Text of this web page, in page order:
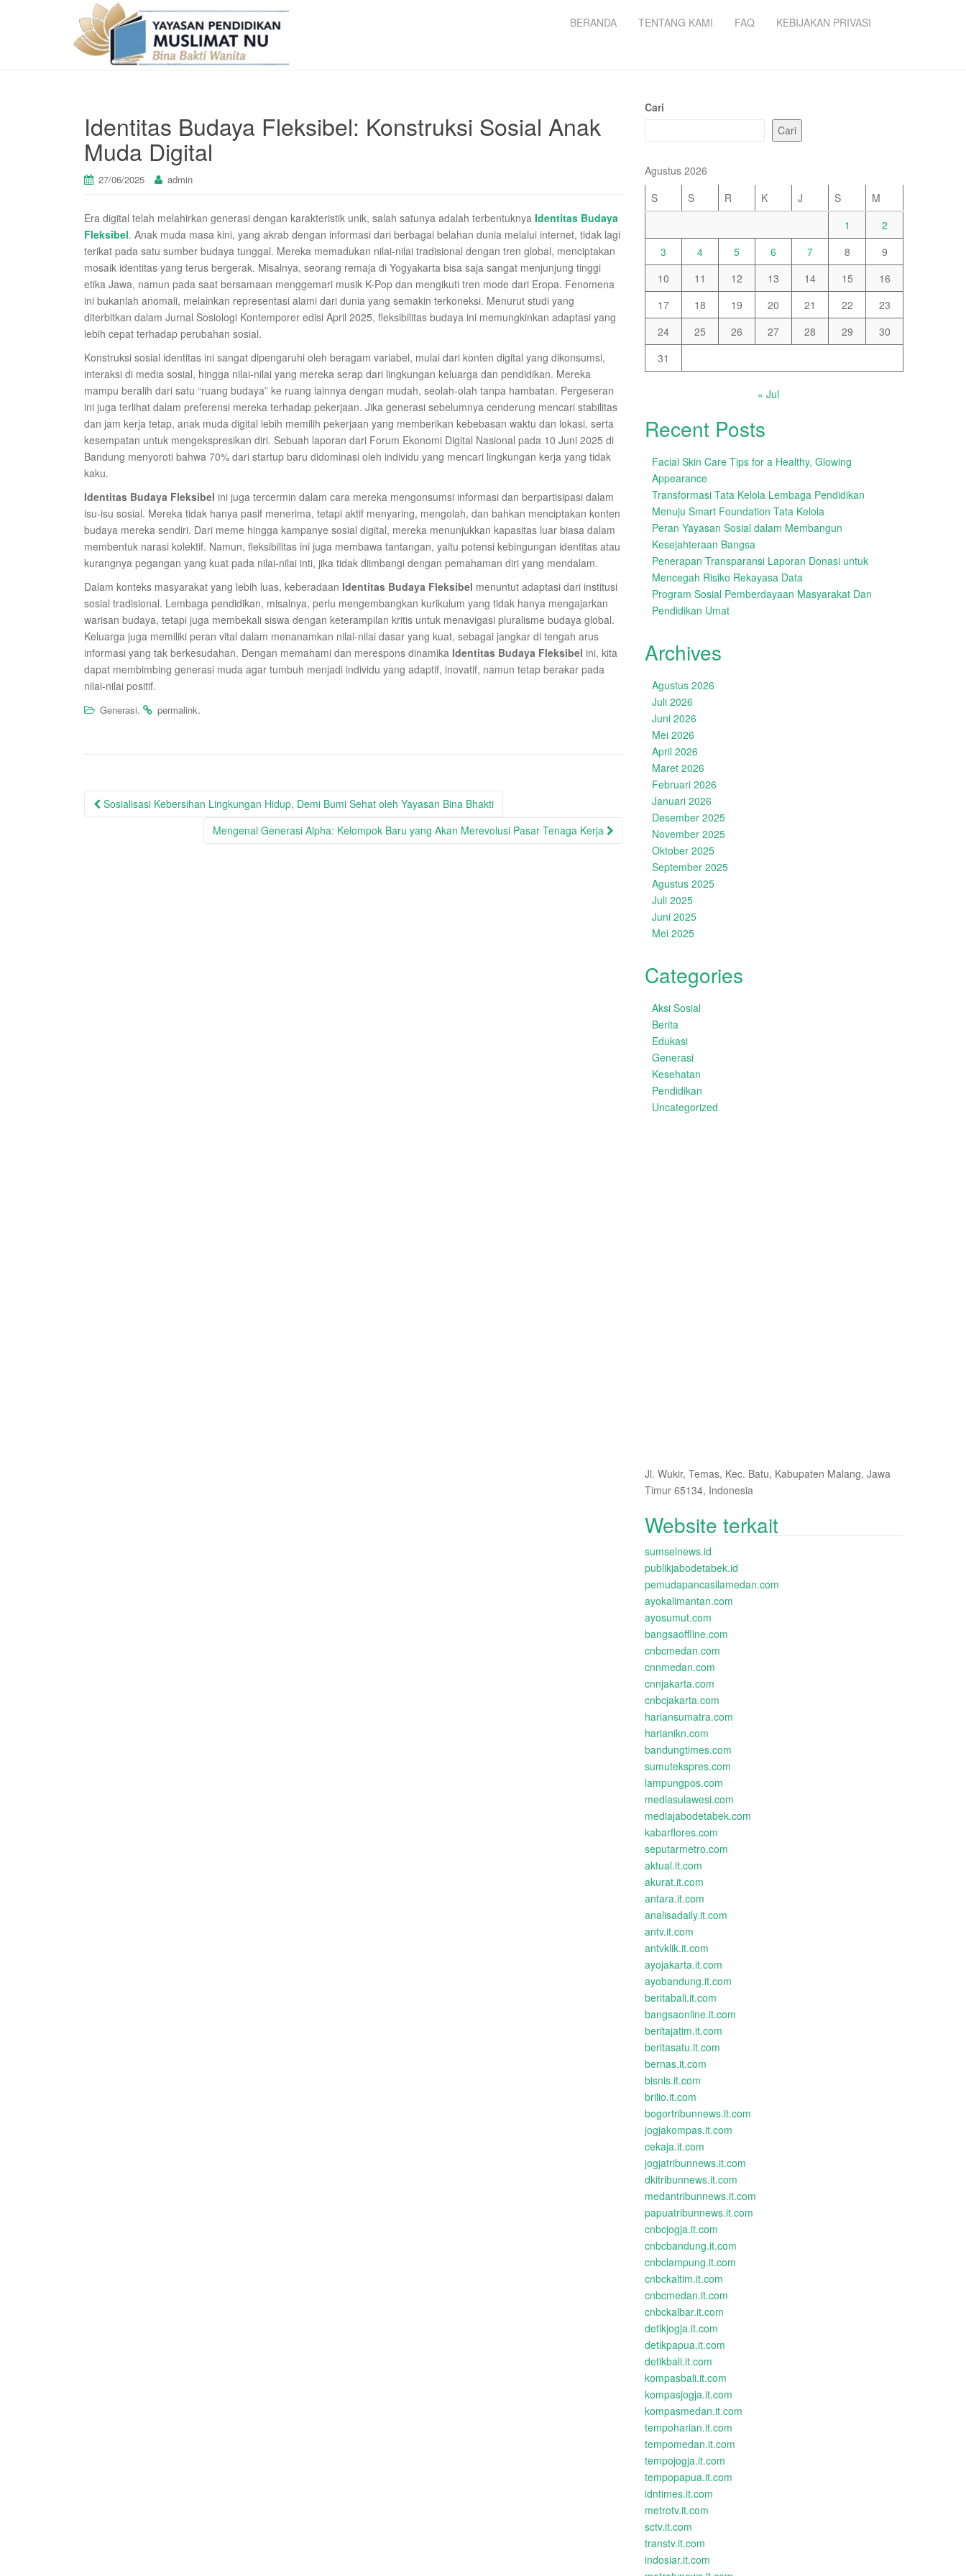
BERANDA TENTANG KAMI FAQ KEBIJAKAN PRIVASI
Identitas Budaya Fleksibel: Konstruksi Sosial Anak
Muda Digital
27/06/2025 admin
Era digital telah melahirkan generasi dengan karakteristik unik, salah satunya adalah terbentuknya Identitas Budaya
Fleksibel. Anak muda masa kini, yang akrab dengan informasi dari berbagai belahan dunia melalui internet, tidak lagi
terikat pada satu sumber budaya tunggal. Mereka memadukan nilai-nilai tradisional dengan tren global, menciptakan
mosaik identitas yang terus bergerak. Misalnya, seorang remaja di Yogyakarta bisa saja sangat menjunjung tinggi
etika Jawa, namun pada saat bersamaan menggemari musik K-Pop dan mengikuti tren mode dari Eropa. Fenomena
ini bukanlah anomali, melainkan representasi alami dari dunia yang semakin terkoneksi. Menurut studi yang
diterbitkan dalam Jurnal Sosiologi Kontemporer edisi April 2025, fleksibilitas budaya ini memungkinkan adaptasi yang
lebih cepat terhadap perubahan sosial.
Konstruksi sosial identitas ini sangat dipengaruhi oleh beragam variabel, mulai dari konten digital yang dikonsumsi,
interaksi di media sosial, hingga nilai-nilai yang mereka serap dari lingkungan keluarga dan pendidikan. Mereka
mampu beralih dari satu “ruang budaya” ke ruang lainnya dengan mudah, seolah-olah tanpa hambatan. Pergeseran
ini juga terlihat dalam preferensi mereka terhadap pekerjaan. Jika generasi sebelumnya cenderung mencari stabilitas
dan jam kerja tetap, anak muda digital lebih memilih pekerjaan yang memberikan kebebasan waktu dan lokasi, serta
kesempatan untuk mengekspresikan diri. Sebuah laporan dari Forum Ekonomi Digital Nasional pada 10 Juni 2025 di
Bandung menyoroti bahwa 70% dari startup baru didominasi oleh individu yang mencari lingkungan kerja yang tidak
kaku.
Identitas Budaya Fleksibel ini juga tercermin dalam cara mereka mengonsumsi informasi dan berpartisipasi dalam
isu-isu sosial. Mereka tidak hanya pasif menerima, tetapi aktif menyaring, mengolah, dan bahkan menciptakan konten
budaya mereka sendiri. Dari meme hingga kampanye sosial digital, mereka menunjukkan kapasitas luar biasa dalam
membentuk narasi kolektif. Namun, fleksibilitas ini juga membawa tantangan, yaitu potensi kebingungan identitas atau
kurangnya pegangan yang kuat pada nilai-nilai inti, jika tidak diimbangi dengan pemahaman diri yang mendalam.
Dalam konteks masyarakat yang lebih luas, keberadaan Identitas Budaya Fleksibel menuntut adaptasi dari institusi
sosial tradisional. Lembaga pendidikan, misalnya, perlu mengembangkan kurikulum yang tidak hanya mengajarkan
warisan budaya, tetapi juga membekali siswa dengan keterampilan kritis untuk menavigasi pluralisme budaya global.
Keluarga juga memiliki peran vital dalam menanamkan nilai-nilai dasar yang kuat, sebagai jangkar di tengah arus
informasi yang tak berkesudahan. Dengan memahami dan merespons dinamika Identitas Budaya Fleksibel ini, kita
dapat membimbing generasi muda agar tumbuh menjadi individu yang adaptif, inovatif, namun tetap berakar pada
nilai-nilai positif.
Generasi. permalink.
Post
Sosialisasi Kebersihan Lingkungan Hidup, Demi Bumi Sehat oleh Yayasan Bina Bhakti
Mengenal Generasi Alpha: Kelompok Baru yang Akan Merevolusi Pasar Tenaga Kerja
Cari
Cari
Agustus 2026
S
S R K J S
M
1
2
3
4 5 6 7 8
9
10
11 12 13 14 15
16
17
18 19 20 21 22
23
24
25 26 27 28 29
30
31
« Jul
Recent Posts
Facial Skin Care Tips for a Healthy, Glowing
Appearance
Transformasi Tata Kelola Lembaga Pendidikan
Menuju Smart Foundation Tata Kelola
Peran Yayasan Sosial dalam Membangun
Kesejahteraan Bangsa
Penerapan Transparansi Laporan Donasi untuk
Mencegah Risiko Rekayasa Data
Program Sosial Pemberdayaan Masyarakat Dan
Pendidikan Umat
Archives
Agustus 2026
Juli 2026
Juni 2026
Mei 2026
April 2026
Maret 2026
Februari 2026
Januari 2026
Desember 2025
November 2025
Oktober 2025
September 2025
Agustus 2025
Juli 2025
Juni 2025
Mei 2025
Categories
Aksi Sosial
Berita
Edukasi
Generasi
Kesehatan
Pendidikan
Uncategorized
Jl. Wukir, Temas, Kec. Batu, Kabupaten Malang, Jawa
Timur 65134, Indonesia
Website terkait
sumselnews.id
publikjabodetabek.id
pemudapancasilamedan.com
ayokalimantan.com
ayosumut.com
bangsaoffline.com
cnbcmedan.com
cnnmedan.com
cnnjakarta.com
cnbcjakarta.com
hariansumatra.com
harianikn.com
bandungtimes.com
sumutekspres.com
lampungpos.com
mediasulawesi.com
mediajabodetabek.com
kabarflores.com
seputarmetro.com
aktual.it.com
akurat.it.com
antara.it.com
analisadaily.it.com
antv.it.com
antvklik.it.com
ayojakarta.it.com
ayobandung.it.com
beritabali.it.com
bangsaonline.it.com
beritajatim.it.com
beritasatu.it.com
bernas.it.com
bisnis.it.com
brilio.it.com
bogortribunnews.it.com
jogjakompas.it.com
cekaja.it.com
jogjatribunnews.it.com
dkitribunnews.it.com
medantribunnews.it.com
papuatribunnews.it.com
cnbcjogja.it.com
cnbcbandung.it.com
cnbclampung.it.com
cnbckaltim.it.com
cnbcmedan.it.com
cnbckalbar.it.com
detikjogja.it.com
detikpapua.it.com
detikbali.it.com
kompasbali.it.com
kompasjogja.it.com
kompasmedan.it.com
tempoharian.it.com
tempomedan.it.com
tempojogja.it.com
tempopapua.it.com
idntimes.it.com
metrotv.it.com
sctv.it.com
transtv.it.com
indosiar.it.com